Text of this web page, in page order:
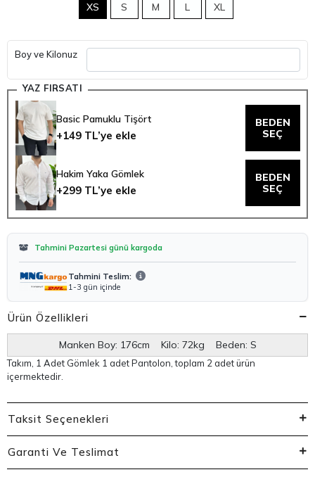
XS S M L XL
Boy ve Kilonuz
YAZ FIRSATI
Basic Pamuklu Tişört
+149 TL’ye ekle
BEDEN
SEÇ
Hakim Yaka Gömlek
+299 TL’ye ekle
BEDEN
SEÇ
Tahmini Pazartesi günü kargoda
Tahmini Teslim:
1-3 gün içinde
Ürün Özellikleri
Manken Boy: 176cm Kilo: 72kg Beden: S
Takım, 1 Adet Gömlek 1 adet Pantolon, toplam 2 adet ürün
içermektedir.
Taksit Seçenekleri
Garanti Ve Teslimat